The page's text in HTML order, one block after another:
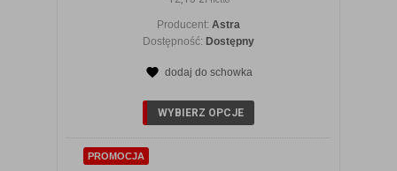
Producent: Astra
Dostępność: Dostępny
dodaj do schowka
WYBIERZ OPCJE
PROMOCJA